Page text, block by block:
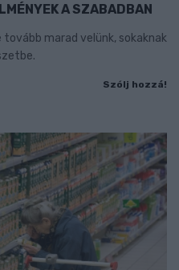
A SZABADBAN
marad velünk, sokaknak
Szólj hozzá!